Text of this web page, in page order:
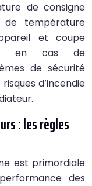
de consigne
température
et coupe
en cas de
de sécurité
d’incendie
: les règles
est primordiale
des